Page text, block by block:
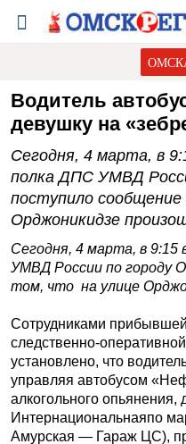
Водитель
девушку на
Сегодня, 4 марта, в
полка ДПС УМВД
поступило
Орджоникидзе
Сегодня, 4 марта, в
УМВД России по городу
том, что на улице
Сотрудниками
следственно-
установлено, что
управляя автобусом
алкогольного опьянения,
Интернациональнаяпо
Амурская — Гараж ЦС),